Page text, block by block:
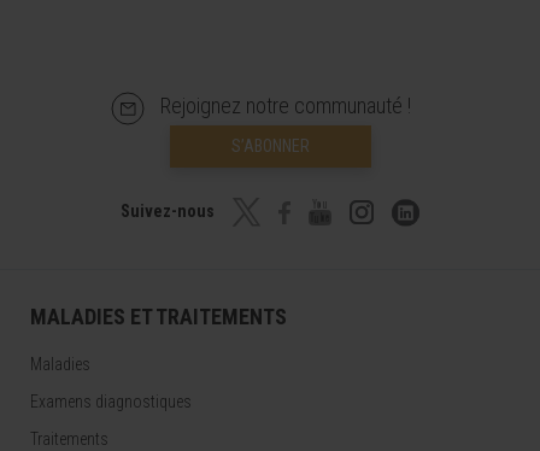
Rejoignez notre communauté !
S’ABONNER
Suivez-nous
MALADIES ET TRAITEMENTS
Maladies
Examens diagnostiques
Traitements